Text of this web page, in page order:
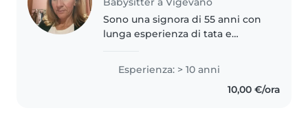
Sono una signora di 55 anni con
lunga esperienza di tata e
molto piccoli e più grandi in età
scolare. Sono una persona molto
sensibile. Amo la natura, gli..
Esperienza: > 10 anni
10,00 €/ora